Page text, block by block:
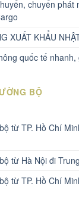
chuyển phát
XUẤT KHẨU
quốc tế
BỘ
từ TP. Hồ Chí
từ Hà Nội đi
từ TP. Hồ Chí